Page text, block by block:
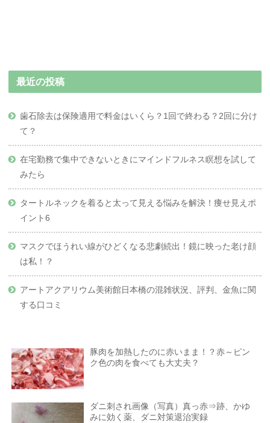
最近の投稿
歯石除去は保険適用で料金はいくら？1回で終わる？2回に分け
て？
在宅勤務で集中できないときにマインドフルネス瞑想を試して
みたら
タートルネックを着ると太って見える悩みを解決！痩せ見えポ
イント6
マスクでほうれい線がひどくなる悲劇続出！鏡に映った老け顔
は私！？
アートアクアリウム美術館日本橋の混雑状況、評判、金魚に関
する口コミ
豚肉を加熱したのに赤いまま！？赤～ピン
ク色の肉を食べても大丈夫？
ダニ刺され画像（写真）真っ赤⇒跡、かゆ
みに効く薬、ダニ対策退治実録